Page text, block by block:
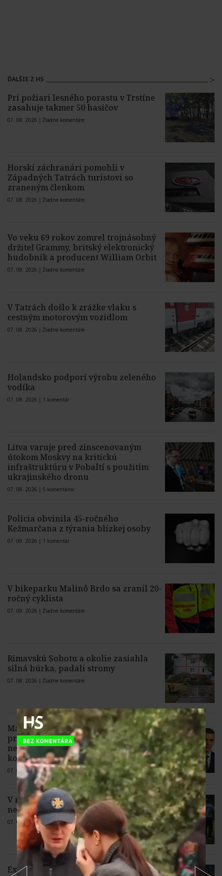
ĎALŠIE Z HS
Pri požiari lesného porastu v Trstíne
zasahuje takmer 50 hasičov
07. 08. 2026 | Žiadne komentáre
Horskí záchranári pomohli v
Západných Tatrách turistovi so
zraneným členkom
07. 08. 2026 | Žiadne komentáre
Vo veku 69 rokov zomrel trojnásobný
držiteľ Grammy, britský elektronický
hudobník a producent William Orbit
07. 08. 2026 | Žiadne komentáre
V Tatrách došlo k zrážke vlaku s
cestným motorovým vozidlom
07. 08. 2026 | Žiadne komentáre
Holandsko podporí výrobu zeleného
vodíka
07. 08. 2026 | 1 komentár
Litva varuje pred zinscenovaným
útokom Moskvy na kritickú
infraštruktúru v Pobaltí s použitím
ukrajinského dronu
07. 08. 2026 | 5 komentárov
Polícia obvinila 45-ročného
Kežmarčana z týrania blízkej osoby
07. 08. 2026 | 1 komentár
V bikeparku Malinô Brdo sa zranil 20-
ročný cyklista
07. 08. 2026 | Žiadne komentáre
Rimavskú Sobotu a okolie zasiahla
silná búrka, padali stromy
07. 08. 2026 | Žiadne komentáre
Madrid pohrozil Rímu
protiopatreniami, ak do nedele
nezruší diskriminačné hraničné
kontroly španielskych občanov
07. 08. 2026 |4 komentáre
V rybníku Zlatná v Kežmarku našli telo
nezvestného 39-ročného muža
07. 08. 2026 | 1 komentár
Export elektriny zo Slovenska do